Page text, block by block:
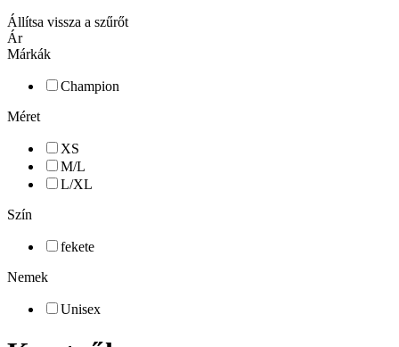
Állítsa vissza a szűrőt
Ár
Márkák
Champion
Méret
XS
M/L
L/XL
Szín
fekete
Nemek
Unisex